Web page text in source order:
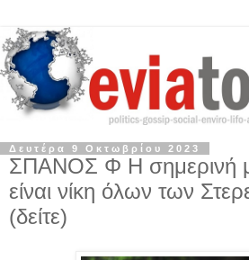
Δευτέρα 9 Οκτωβρίου 2023
ΣΠΑΝΟΣ Φ Η σημερινή
είναι νίκη όλων των
(δείτε)